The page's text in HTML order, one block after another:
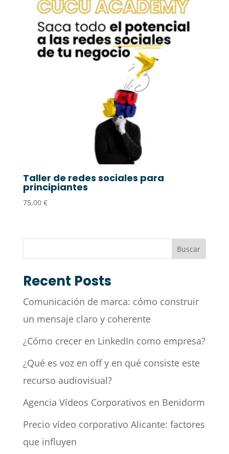
Taller de redes sociales para
principiantes
75,00 €
Buscar
Recent Posts
Comunicación de marca: cómo construir
un mensaje claro y coherente
¿Cómo crecer en LinkedIn como empresa?
¿Qué es voz en off y en qué consiste este
recurso audiovisual?
Agencia Vídeos Corporativos en Benidorm
Precio vídeo corporativo Alicante: factores
que influyen